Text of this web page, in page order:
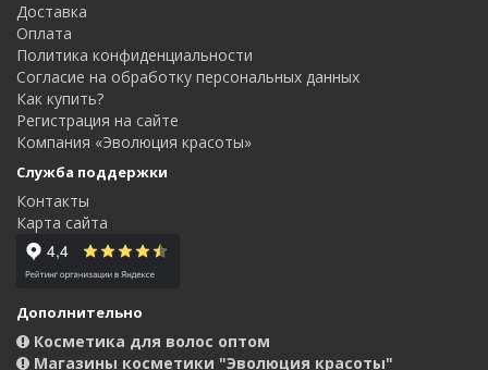
Доставка
Оплата
Политика конфиденциальности
Согласие на обработку персональных данных
Как купить?
Регистрация на сайте
Компания «Эволюция красоты»
Служба поддержки
Контакты
Карта сайта
Дополнительно
Косметика для волос оптом
Магазины косметики "Эволюция красоты"